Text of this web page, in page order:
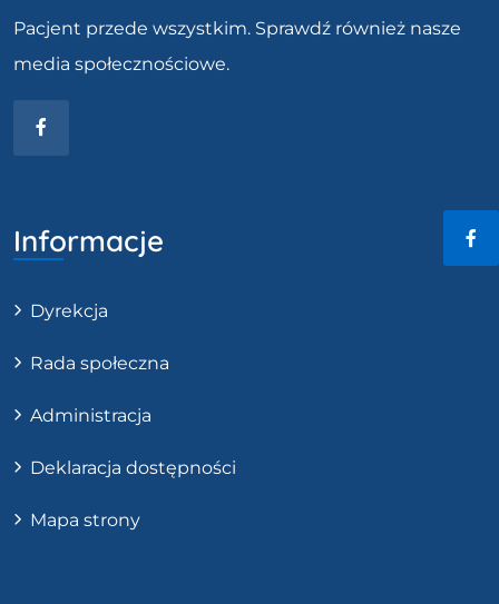
Pacjent przede wszystkim. Sprawdź również nasze
media społecznościowe.
Informacje
Dyrekcja
Rada społeczna
Administracja
Deklaracja dostępności
Mapa strony